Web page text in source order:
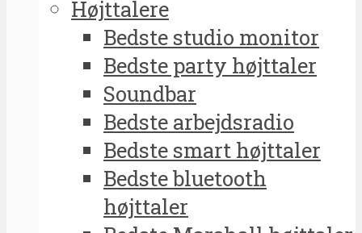
Højttalere
Bedste studio monitor
Bedste party højttaler
Soundbar
Bedste arbejdsradio
Bedste smart højttaler
Bedste bluetooth
højttaler